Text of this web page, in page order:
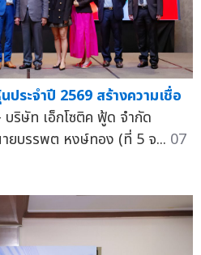
ระจำปี 2569 สร้างความเชื่อ
ริษัท เอ็กโซติค ฟู้ด จำกัด
ยบรรพต หงษ์ทอง (ที่ 5 จ... 07